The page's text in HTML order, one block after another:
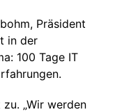
Präsident
in der
100 Tage IT
„Wir werden